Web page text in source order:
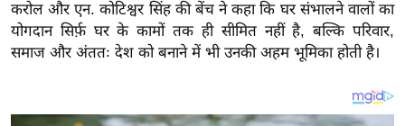
ब
ज
ट
ल
करोल और एन. कोटिश्वर सिंह की बेंच ने कहा कि घर संभालने वालों का
योगदान सिर्फ़ घर के कामों तक ही सीमित नहीं है, बल्कि परिवार,
समाज और अंततः देश को बनाने में भी उनकी अहम भूमिका होती है।